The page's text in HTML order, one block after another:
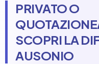
PRIVATO O
SCOPRI LA
AUSONIO